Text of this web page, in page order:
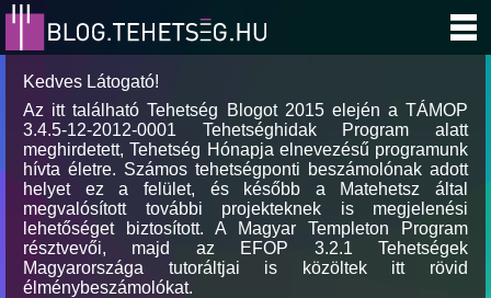
Kedves Látogató!
Az itt található Tehetség Blogot 2015 elején a TÁMOP
3.4.5-12-2012-0001 Tehetséghidak Program alatt
meghirdetett, Tehetség Hónapja elnevezésű programunk
hívta életre. Számos tehetségponti beszámolónak adott
helyet ez a felület, és később a Matehetsz által
megvalósított további projekteknek is megjelenési
lehetőséget biztosított. A Magyar Templeton Program
résztvevői, majd az EFOP 3.2.1 Tehetségek
Magyarországa tutoráltjai is közöltek itt rövid
élménybeszámolókat.